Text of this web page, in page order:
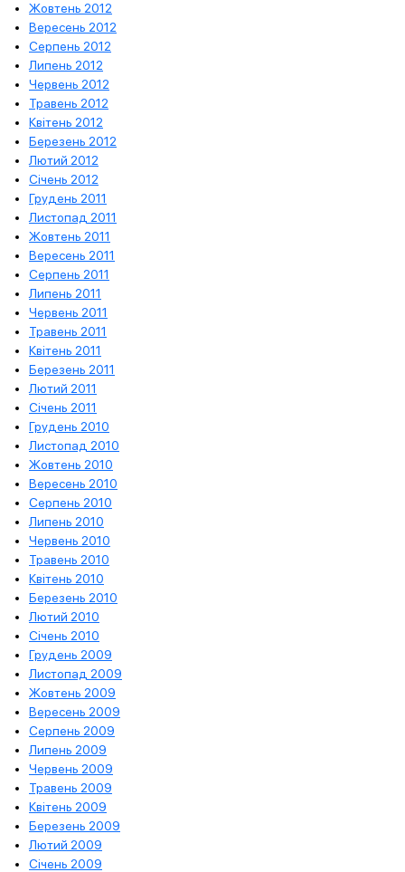
Жовтень 2012
Вересень 2012
Серпень 2012
Липень 2012
Червень 2012
Травень 2012
Квітень 2012
Березень 2012
Лютий 2012
Січень 2012
Грудень 2011
Листопад 2011
Жовтень 2011
Вересень 2011
Серпень 2011
Липень 2011
Червень 2011
Травень 2011
Квітень 2011
Березень 2011
Лютий 2011
Січень 2011
Грудень 2010
Листопад 2010
Жовтень 2010
Вересень 2010
Серпень 2010
Липень 2010
Червень 2010
Травень 2010
Квітень 2010
Березень 2010
Лютий 2010
Січень 2010
Грудень 2009
Листопад 2009
Жовтень 2009
Вересень 2009
Серпень 2009
Липень 2009
Червень 2009
Травень 2009
Квітень 2009
Березень 2009
Лютий 2009
Січень 2009